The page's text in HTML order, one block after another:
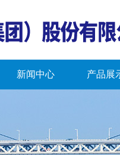
新闻中心 产品展